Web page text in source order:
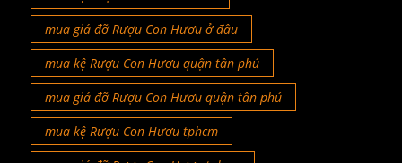
mua giá đỡ Rượu Con Hươu ở đâu
mua kệ Rượu Con Hươu quận tân phú
mua giá đỡ Rượu Con Hươu quận tân phú
mua kệ Rượu Con Hươu tphcm